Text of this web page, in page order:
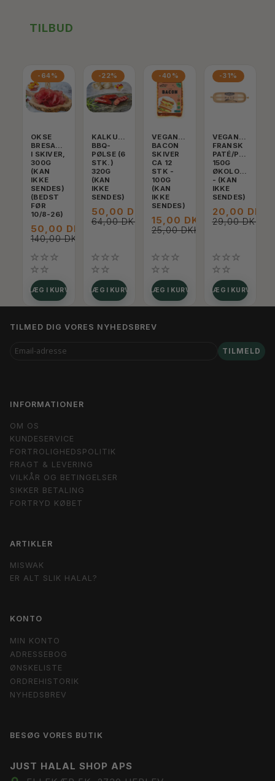
TILBUD
-64%
OKSE
BRESAOLA
I SKIVER,
300G
(KAN
IKKE
SENDES)
(BEDST
FØR
10/8-26)
50,00 DKK
140,00 DKK
LÆG I KURV
-22%
KALKUNCHORIZO
BBQ-
PØLSE (6
STK.)
320G
(KAN
IKKE
SENDES)
50,00 DKK
64,00 DKK
LÆG I KURV
-40%
VEGANSK
BACON
SKIVER
CA 12
STK -
100G
(KAN
IKKE
SENDES)
15,00 DKK
25,00 DKK
LÆG I KURV
-31%
VEGANSK
FRANSK
PATÉ/POSTEJ
150G
ØKOLOGISK
- (KAN
IKKE
SENDES)
20,00 DKK
29,00 DKK
LÆG I KURV
TILMED DIG VORES NYHEDSBREV
EMAIL-
ADRESSE
TILMELD
INFORMATIONER
OM OS
KUNDESERVICE
FORTROLIGHEDSPOLITIK
FRAGT & LEVERING
VILKÅR OG BETINGELSER
SIKKER BETALING
FORTRYD KØBET
ARTIKLER
MISWAK
ER ALT SLIK HALAL?
KONTO
MIN KONTO
ADRESSEBOG
ØNSKELISTE
ORDREHISTORIK
NYHEDSBREV
BESØG VORES BUTIK
JUST HALAL SHOP APS